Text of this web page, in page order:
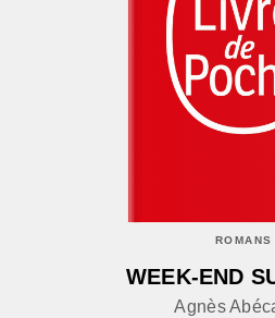
ROMANS
WEEK-END
Agnès